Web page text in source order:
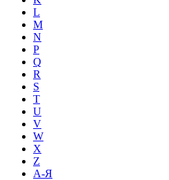
L
M
N
P
Q
R
S
T
U
V
W
X
Z
А-Я